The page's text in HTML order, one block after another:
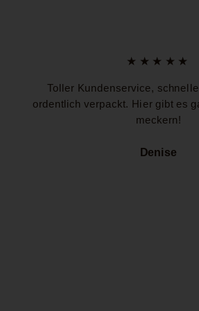
★★★★★
Toller Kundenservice,
ordentlich verpackt. Hier gibt es
meckern!
Denise